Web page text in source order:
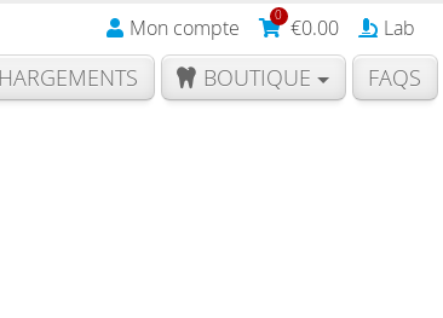
Mon compte 0 €0.00 Lab
BOUTIQUE FAQS